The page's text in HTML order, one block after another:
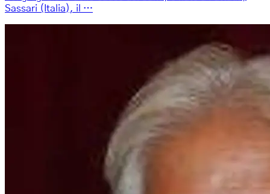
Sassari (Italia), il …